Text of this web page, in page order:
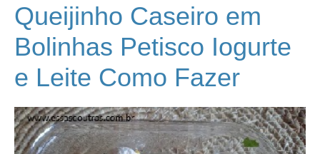
Queijinho Caseiro em
Bolinhas Petisco Iogurte
e Leite Como Fazer